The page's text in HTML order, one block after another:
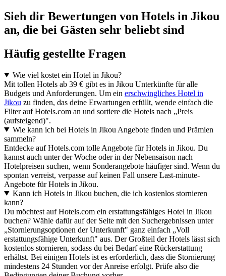
Sieh dir Bewertungen von Hotels in Jikou
an, die bei Gästen sehr beliebt sind
Häufig gestellte Fragen
Wie viel kostet ein Hotel in Jikou?
Mit tollen Hotels ab 39 € gibt es in Jikou Unterkünfte für alle
Budgets und Anforderungen. Um ein erschwingliches Hotel in
Jikou zu finden, das deine Erwartungen erfüllt, wende einfach die
Filter auf Hotels.com an und sortiere die Hotels nach „Preis
(aufsteigend)".
Wie kann ich bei Hotels in Jikou Angebote finden und Prämien
sammeln?
Entdecke auf Hotels.com tolle Angebote für Hotels in Jikou. Du
kannst auch unter der Woche oder in der Nebensaison nach
Hotelpreisen suchen, wenn Sonderangebote häufiger sind. Wenn du
spontan verreist, verpasse auf keinen Fall unsere Last-minute-
Angebote für Hotels in Jikou.
Kann ich Hotels in Jikou buchen, die ich kostenlos stornieren
kann?
Du möchtest auf Hotels.com ein erstattungsfähiges Hotel in Jikou
buchen? Wähle dafür auf der Seite mit den Suchergebnissen unter
„Stornierungsoptionen der Unterkunft" ganz einfach „Voll
erstattungsfähige Unterkunft" aus. Der Großteil der Hotels lässt sich
kostenlos stornieren, sodass du bei Bedarf eine Rückerstattung
erhältst. Bei einigen Hotels ist es erforderlich, dass die Stornierung
mindestens 24 Stunden vor der Anreise erfolgt. Prüfe also die